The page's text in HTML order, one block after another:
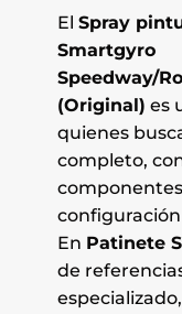
El Spray
Smartgyro
Speedway/
(Original) es
quienes
completo,
En Patinete
de